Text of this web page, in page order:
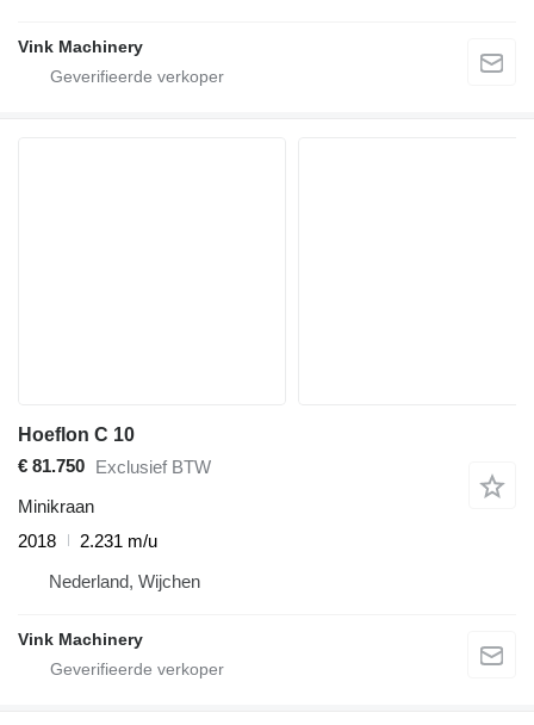
Vink Machinery
Hoeflon C 10
€ 81.750
Exclusief BTW
Minikraan
2018
2.231 m/u
Nederland, Wijchen
Vink Machinery